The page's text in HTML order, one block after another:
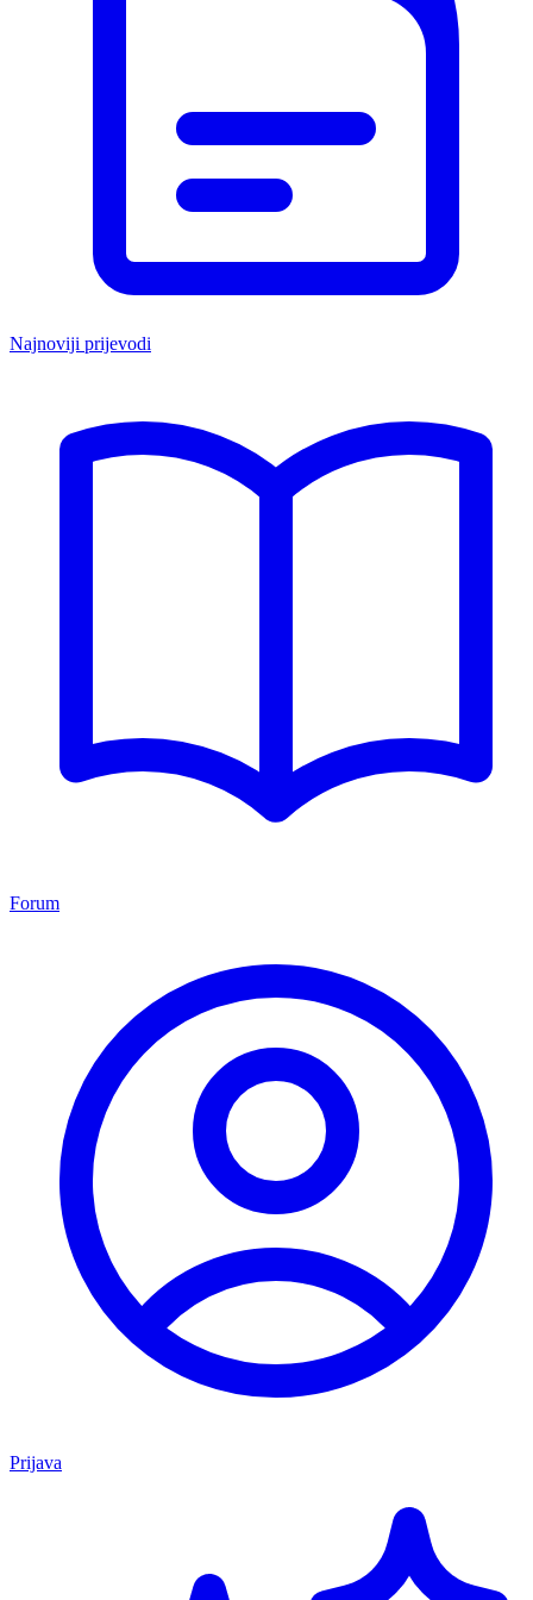
Najnoviji prijevodi
Forum
Prijava